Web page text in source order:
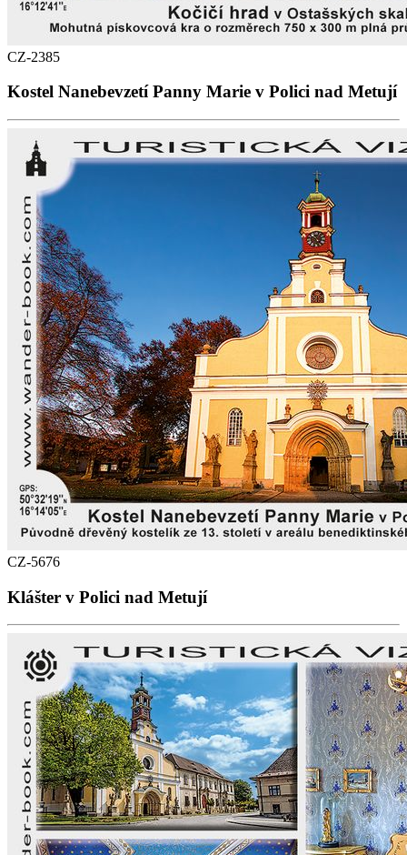
CZ-2385
Kostel Nanebevzetí Panny Marie v Polici nad Metují
CZ-5676
Klášter v Polici nad Metují